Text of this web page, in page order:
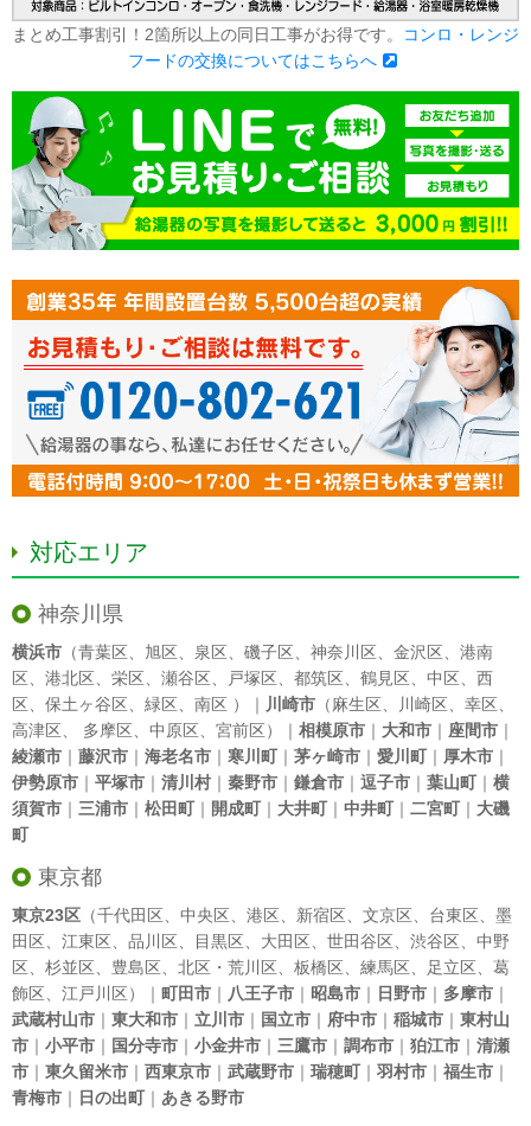
まとめ工事割引！2箇所以上の同日工事がお得です。
コンロ・レンジ
フードの交換についてはこちらへ
対応エリア
神奈川県
横浜市 （青葉区 旭区 泉区 磯子区 神奈川区 金沢区
港南
区
港北区 栄区 瀬谷区 戸塚区 都筑区 鶴見区 中区
西
区
保土ヶ谷区 緑区 南区 ）｜ 川崎市 （麻生区 川崎区 幸区
高津区
多摩区 中原区 宮前区）｜ 相模原市 ｜ 大和市 ｜ 座間市 ｜
綾瀬市 ｜ 藤沢市 ｜ 海老名市 ｜ 寒川町｜ 茅ヶ崎市 ｜ 愛川町｜ 厚木市 ｜
伊勢原市 ｜ 平塚市 ｜ 清川村｜ 秦野市 ｜ 鎌倉市 ｜ 逗子市 ｜ 葉山町｜ 横
須賀市 ｜ 三浦市 ｜ 松田町｜ 開成町｜ 大井町｜ 中井町｜ 二宮町｜ 大磯
町
東京都
東京23区 （千代田区 中央区 港区 新宿区 文京区 台東区
墨
田区
江東区 品川区 目黒区 大田区 世田谷区 渋谷区
中野
区
杉並区 豊島区 北区 ・ 荒川区 板橋区 練馬区 足立区
葛
飾区
江戸川区）｜ 町田市 ｜ 八王子市 ｜ 昭島市 ｜ 日野市 ｜ 多摩市 ｜
武蔵村山市 ｜ 東大和市 ｜ 立川市 ｜ 国立市 ｜ 府中市 ｜ 稲城市 ｜ 東村山
市 ｜ 小平市 ｜ 国分寺市 ｜ 小金井市 ｜ 三鷹市 ｜ 調布市 ｜ 狛江市 ｜ 清瀬
市 ｜ 東久留米市 ｜ 西東京市 ｜ 武蔵野市 ｜ 瑞穂町｜ 羽村市 ｜ 福生市 ｜
青梅市 ｜ 日の出町｜ あきる野市